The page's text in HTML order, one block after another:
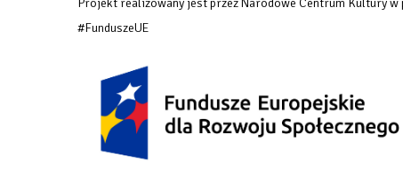
Projekt realizowany jest przez Narodowe Centrum Kultury
#FunduszeUE